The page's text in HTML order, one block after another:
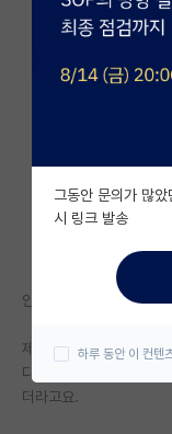
전체글보기
베스트 게시판
자유 게시판(아
미국 유학 게시판
미국 대학원 합
대학원생 모집 게
연구실(PI) 홍보
안녕하세요? 올해 박사
제가 석사과정일 때 지도
다.)과 논문을 쓰는데 전
더라고요.
그동안 문의가 많
시 링크 발송
하루 동안 이 컨텐